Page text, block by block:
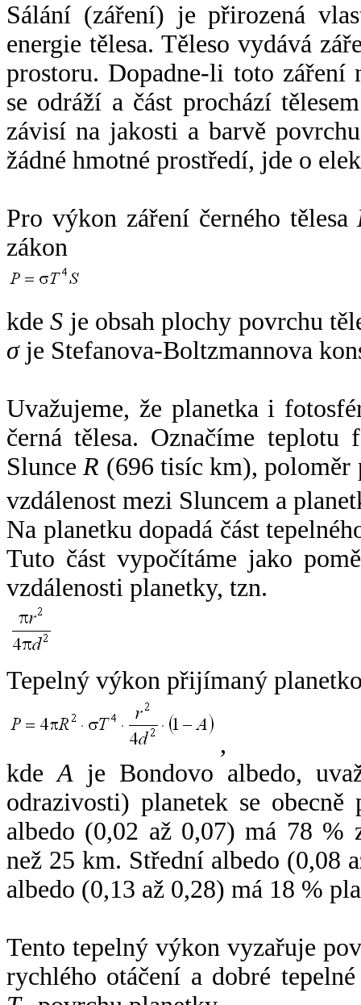
Sálání (záření) je přirozená
energie tělesa. Těleso vydává
prostoru. Dopadne-li toto záření
se odráží a část prochází
závisí na jakosti a barvě
žádné hmotné prostředí, jde o
Pro výkon záření černého tělesa
zákon
kdeS je obsah plochy povrchu
σje Stefanova-Boltzmannova
Uvažujeme, že planetka i
černá tělesa. Označíme
SlunceR (696 tisíc km),
vzdálenost mezi Sluncem a
Na planetku dopadá část
Tuto část vypočítáme jako
vzdálenosti planetky, tzn.
Tepelný výkon přijímaný
,
kdeA je Bondovo albedo,
odrazivosti) planetek se
albedo (0,02 až 0,07) má 78 %
než 25 km. Střední albedo (0,08
albedo (0,13 až 0,28) má 18 %
Tento tepelný výkon vyzařuje
rychlého otáčení a dobré